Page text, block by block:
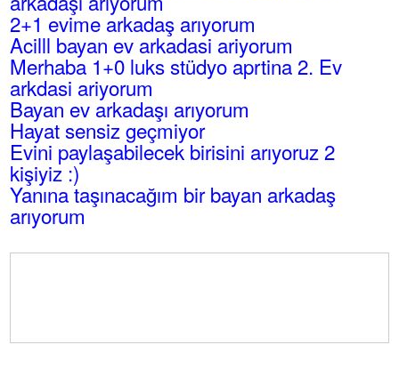
2+1 evime arkadaş arıyorum
Acilll bayan ev arkadasi ariyorum
Merhaba 1+0 luks stüdyo aprtina 2. Ev
arkdasi ariyorum
Bayan ev arkadaşı arıyorum
Hayat sensiz geçmiyor
Evini paylaşabilecek birisini arıyoruz 2
kişiyiz :)
Yanına taşınacağım bir bayan arkadaş
arıyorum